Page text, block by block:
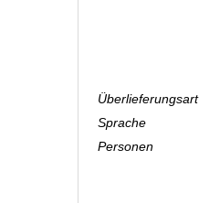
Überlieferungsart
Sprache
Personen